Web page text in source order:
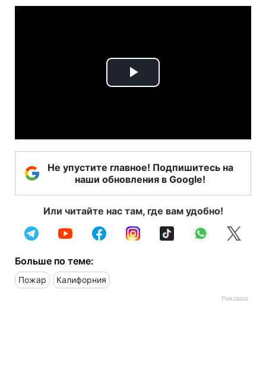
Play
Не упустите главное! Подпишитесь на
наши обновления в Google!
Или читайте нас там, где вам удобно!
Больше по теме:
Пожар Калифорния